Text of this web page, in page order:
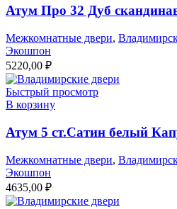
Атум Про 32 Дуб
Межкомнатные двери,
Экошпон
5220,00 ₽
Быстрый просмотр
В корзину
Атум 5 ст.Сатин белый
Межкомнатные двери,
Экошпон
4635,00 ₽